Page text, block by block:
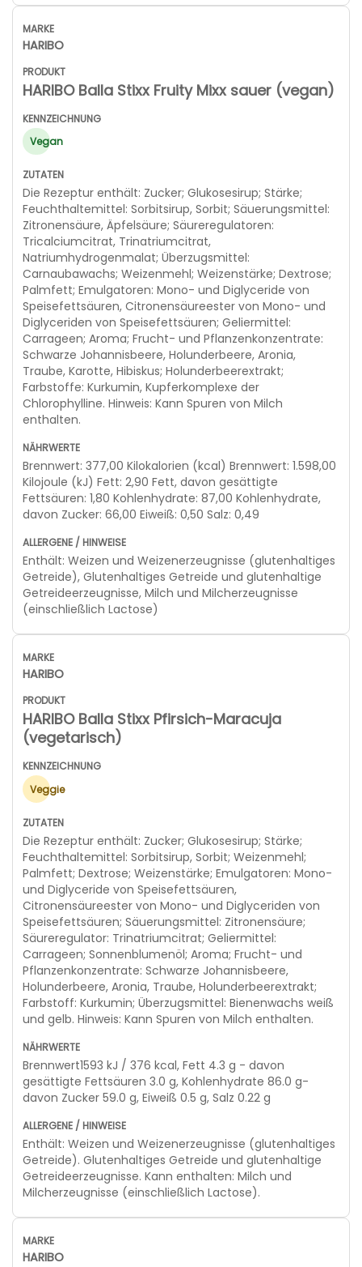
HARIBO
HARIBO Balla Stixx Fruity Mixx sauer (vegan)
Vegan
Die Rezeptur enthält: Zucker; Glukosesirup; Stärke;
Feuchthaltemittel: Sorbitsirup, Sorbit; Säuerungsmittel:
Zitronensäure, Äpfelsäure; Säureregulatoren:
Tricalciumcitrat, Trinatriumcitrat,
Natriumhydrogenmalat; Überzugsmittel:
Carnaubawachs; Weizenmehl; Weizenstärke; Dextrose;
Palmfett; Emulgatoren: Mono- und Diglyceride von
Speisefettsäuren, Citronensäureester von Mono- und
Diglyceriden von Speisefettsäuren; Geliermittel:
Carrageen; Aroma; Frucht- und Pflanzenkonzentrate:
Schwarze Johannisbeere, Holunderbeere, Aronia,
Traube, Karotte, Hibiskus; Holunderbeerextrakt;
Farbstoffe: Kurkumin, Kupferkomplexe der
Chlorophylline. Hinweis: Kann Spuren von Milch
enthalten.
Brennwert: 377,00 Kilokalorien (kcal) Brennwert: 1.598,00
Kilojoule (kJ) Fett: 2,90 Fett, davon gesättigte
Fettsäuren: 1,80 Kohlenhydrate: 87,00 Kohlenhydrate,
davon Zucker: 66,00 Eiweiß: 0,50 Salz: 0,49
Enthält: Weizen und Weizenerzeugnisse (glutenhaltiges
Getreide), Glutenhaltiges Getreide und glutenhaltige
Getreideerzeugnisse, Milch und Milcherzeugnisse
(einschließlich Lactose)
HARIBO
HARIBO Balla Stixx Pfirsich-Maracuja
(vegetarisch)
Veggie
Die Rezeptur enthält: Zucker; Glukosesirup; Stärke;
Feuchthaltemittel: Sorbitsirup, Sorbit; Weizenmehl;
Palmfett; Dextrose; Weizenstärke; Emulgatoren: Mono-
und Diglyceride von Speisefettsäuren,
Citronensäureester von Mono- und Diglyceriden von
Speisefettsäuren; Säuerungsmittel: Zitronensäure;
Säureregulator: Trinatriumcitrat; Geliermittel:
Carrageen; Sonnenblumenöl; Aroma; Frucht- und
Pflanzenkonzentrate: Schwarze Johannisbeere,
Holunderbeere, Aronia, Traube, Holunderbeerextrakt;
Farbstoff: Kurkumin; Überzugsmittel: Bienenwachs weiß
und gelb. Hinweis: Kann Spuren von Milch enthalten.
Brennwert1593 kJ / 376 kcal, Fett 4.3 g - davon
gesättigte Fettsäuren 3.0 g, Kohlenhydrate 86.0 g-
davon Zucker 59.0 g, Eiweiß 0.5 g, Salz 0.22 g
Enthält: Weizen und Weizenerzeugnisse (glutenhaltiges
Getreide). Glutenhaltiges Getreide und glutenhaltige
Getreideerzeugnisse. Kann enthalten: Milch und
Milcherzeugnisse (einschließlich Lactose).
HARIBO